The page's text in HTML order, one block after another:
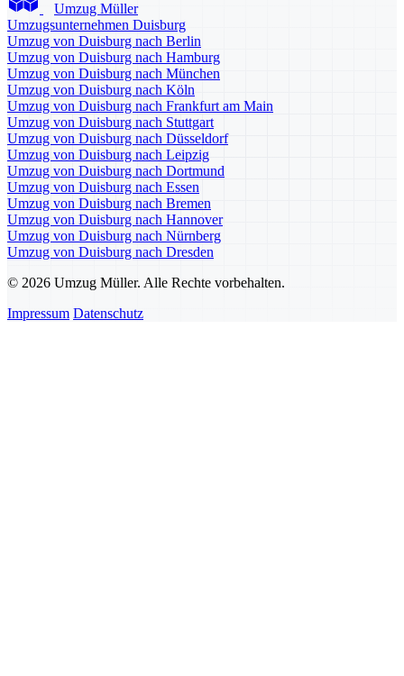
Umzug Müller
Umzugsunternehmen Duisburg
Umzug von Duisburg nach Berlin
Umzug von Duisburg nach Hamburg
Umzug von Duisburg nach München
Umzug von Duisburg nach Köln
Umzug von Duisburg nach Frankfurt am Main
Umzug von Duisburg nach Stuttgart
Umzug von Duisburg nach Düsseldorf
Umzug von Duisburg nach Leipzig
Umzug von Duisburg nach Dortmund
Umzug von Duisburg nach Essen
Umzug von Duisburg nach Bremen
Umzug von Duisburg nach Hannover
Umzug von Duisburg nach Nürnberg
Umzug von Duisburg nach Dresden
© 2026 Umzug Müller. Alle Rechte vorbehalten.
Impressum Datenschutz